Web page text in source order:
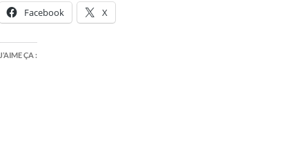
Facebook X
J’AIME ÇA :